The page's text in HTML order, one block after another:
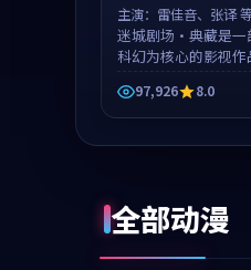
主演： 雷佳音、张译
迷城剧场·典藏是一
科幻为核心的影视作
围绕危机、反转与人
长展开，整体节奏紧
值得推荐观看。
97,926 8.0
全部动漫